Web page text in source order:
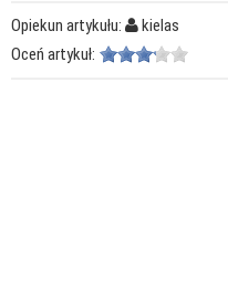
Opiekun artykułu:
kielas
Oceń artykuł: